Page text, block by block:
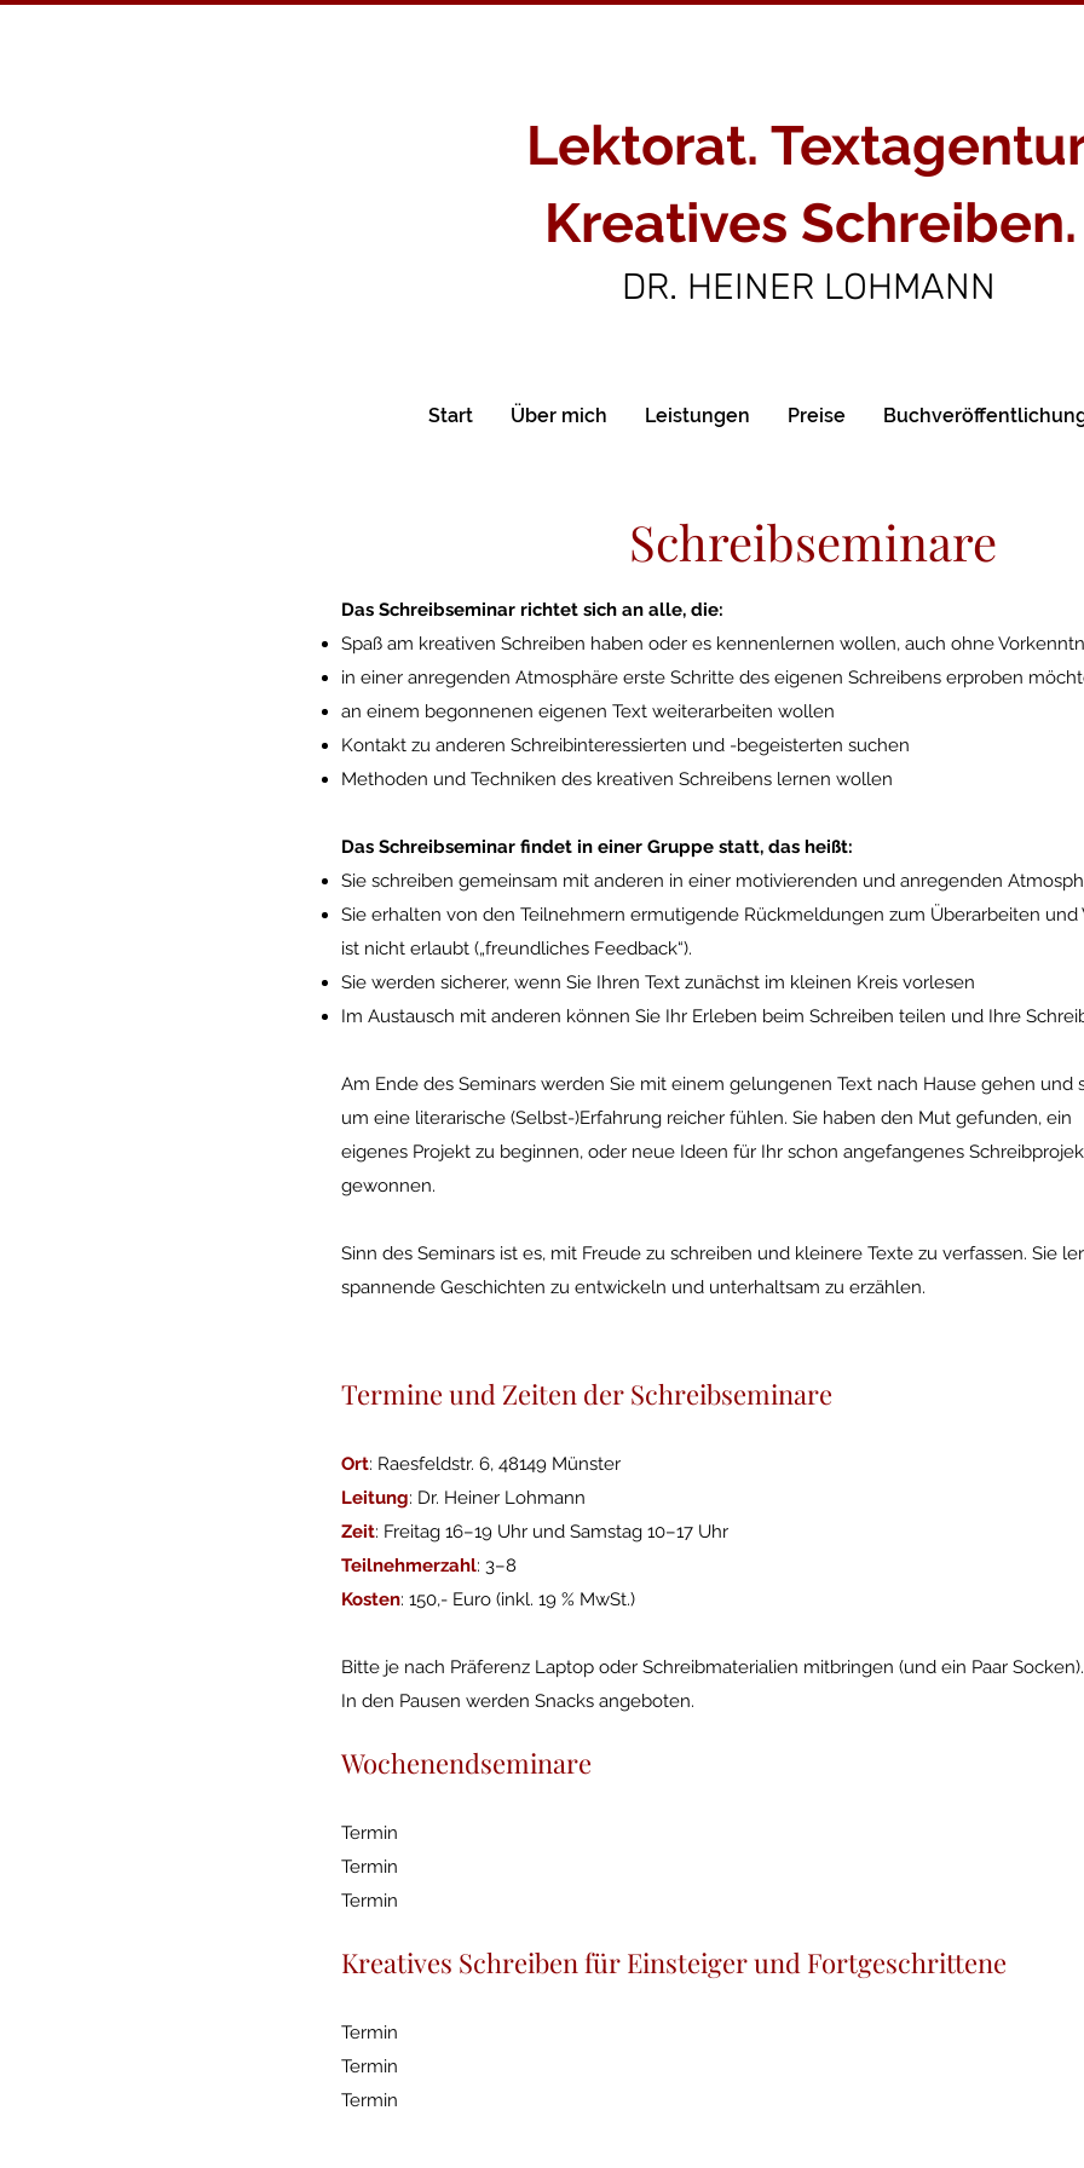
Lektorat.
Kreatives Schreiben.
DR. HEINER LOHMANN
Start Über mich Leistungen Preise
Schreibseminare
Das Schreibseminar richtet sich an alle, die:
Spaß am kreativen Schreiben haben oder es kennenlernen wollen, auch ohne
in einer anregenden Atmosphäre erste Schritte des eigenen Schreibens erproben
an einem begonnenen eigenen Text weiterarbeiten wollen
Kontakt zu anderen Schreibinteressierten und -begeisterten suchen
Methoden und Techniken des kreativen Schreibens lernen wollen
Das Schreibseminar findet in einer Gruppe statt, das heißt:
Sie schreiben gemeinsam mit anderen in einer motivierenden und anregenden
Sie erhalten von den Teilnehmern ermutigende Rückmeldungen zum Überarbeiten und
ist nicht erlaubt („freundliches Feedback“).
Sie werden sicherer, wenn Sie Ihren Text zunächst im kleinen Kreis vorlesen
Im Austausch mit anderen können Sie Ihr Erleben beim Schreiben teilen und Ihre
Am Ende des Seminars werden Sie mit einem gelungenen Text nach Hause gehen und
um eine literarische (Selbst-)Erfahrung reicher fühlen. Sie haben den Mut gefunden, ein
eigenes Projekt zu beginnen, oder neue Ideen für Ihr schon angefangenes
gewonnen.
Sinn des Seminars ist es, mit Freude zu schreiben und kleinere Texte zu verfassen. Sie
spannende Geschichten zu entwickeln und unterhaltsam zu erzählen.
Termine und Zeiten der Schreibseminare
Ort: Raesfeldstr. 6, 48149 Münster
Leitung: Dr. Heiner Lohmann
Zeit: Freitag 16–19 Uhr und Samstag 10–17 Uhr
Teilnehmerzahl: 3–8
Kosten: 150,- Euro (inkl. 19 % MwSt.)
Bitte je nach Präferenz Laptop oder Schreibmaterialien mitbringen (und ein Paar Socken).
In den Pausen werden Snacks angeboten.
Wochenendseminare
Termin
Termin
Termin
Kreatives Schreiben für Einsteiger und Fortgeschrittene
Termin
Termin
Termin